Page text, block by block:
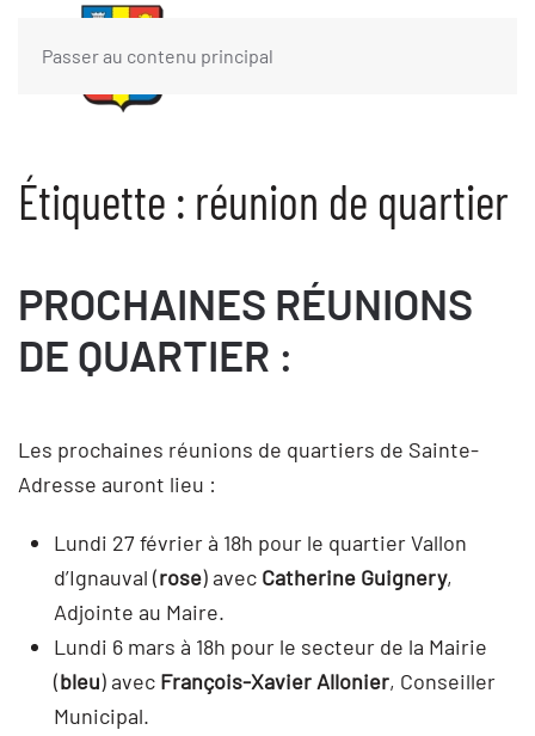
Passer au contenu principal
Étiquette : réunion de quartier
PROCHAINES RÉUNIONS
DE QUARTIER :
Les prochaines réunions de quartiers de Sainte-
Adresse auront lieu :
Lundi 27 février à 18h pour le quartier Vallon
d’Ignauval (rose) avec Catherine Guignery,
Adjointe au Maire.
Lundi 6 mars à 18h pour le secteur de la Mairie
(bleu) avec François-Xavier Allonier, Conseiller
Municipal.